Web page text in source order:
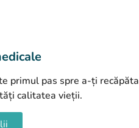
primul pas spre a-ți recăpăta
calitatea vieții.